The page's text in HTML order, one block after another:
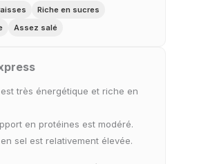
Riche en sucres
Assez salé
très énergétique et riche en
en protéines est modéré.
sel est relativement élevée.